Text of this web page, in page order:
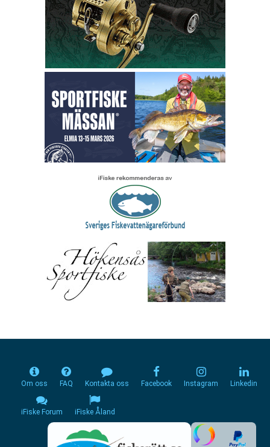
Om oss FAQ Kontakta oss Facebook Instagram Linkedin
iFiske Forum iFiske Åland